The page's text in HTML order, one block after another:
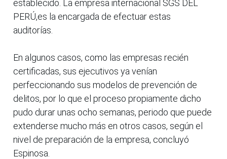
establecido. La empresa internacional SGS DEL
PERÚ,es la encargada de efectuar estas
auditorías.
En algunos casos, como las empresas recién
certificadas, sus ejecutivos ya venían
perfeccionando sus modelos de prevención de
delitos, por lo que el proceso propiamente dicho
pudo durar unas ocho semanas, periodo que puede
extenderse mucho más en otros casos, según el
nivel de preparación de la empresa, concluyó
Espinosa.